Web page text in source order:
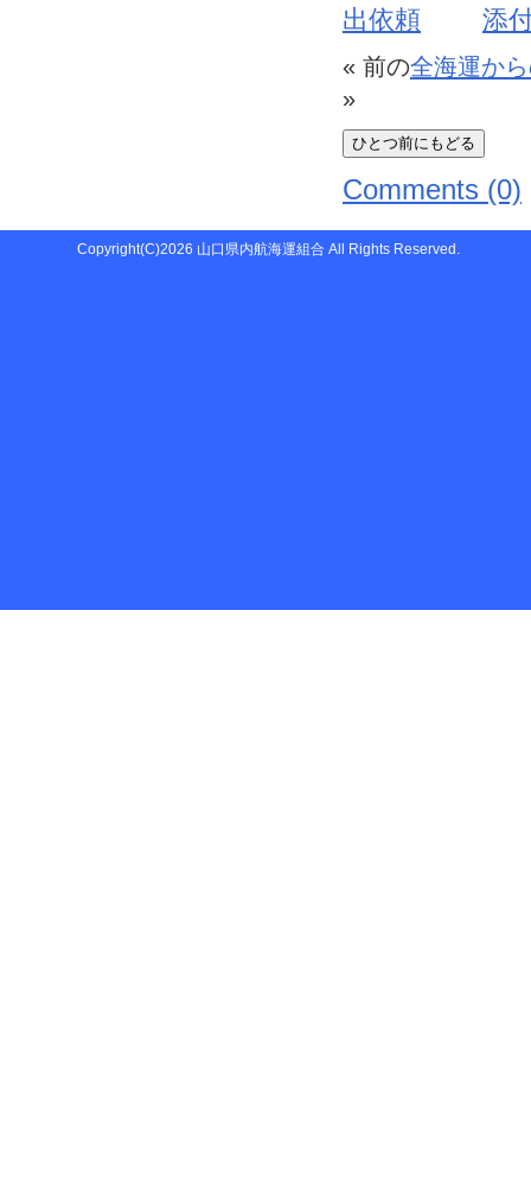
出依頼 添
« 前の全海運か
»
Comments (0)
Copyright(C)2026 山口県内航海運組合 All Rights Reserved.